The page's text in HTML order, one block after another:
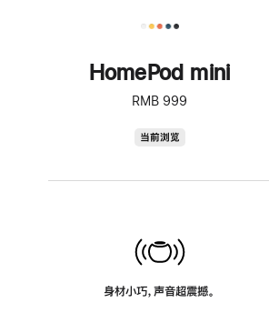
HomePod mini
RMB 999
当前浏览
身材小巧，声音超震撼。